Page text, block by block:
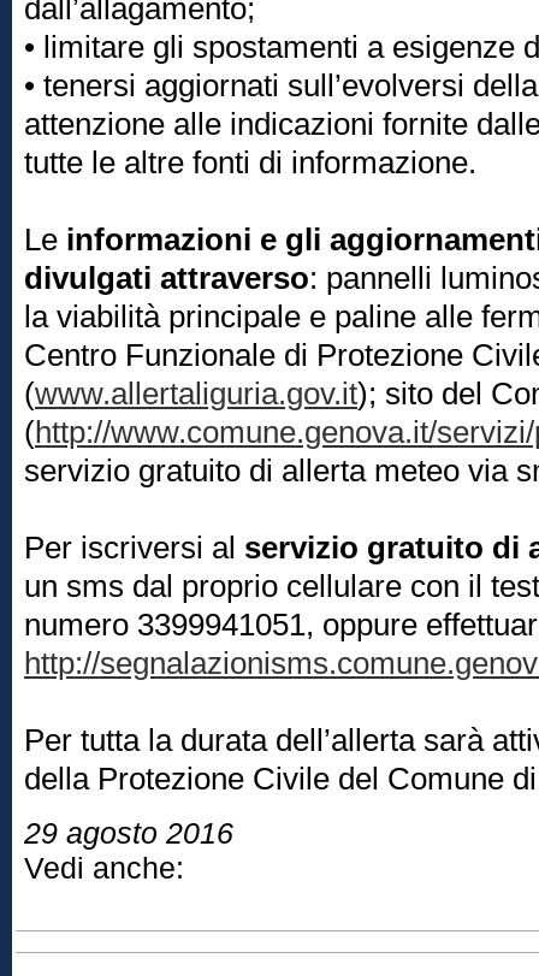
dall’allagamento;
• limitare gli spostamenti a esigenze
• tenersi aggiornati sull’evolversi
attenzione alle indicazioni fornite
tutte le altre fonti di informazione.
Le informazioni e gli
divulgati attraverso: pannelli
la viabilità principale e paline alle
Centro Funzionale di Protezione
(www.allertaliguria.gov.it); sito del
(http://www.comune.genova.it/
servizio gratuito di allerta meteo via
Per iscriversi al servizio gratuito di
un sms dal proprio cellulare con il
numero 3399941051, oppure
http://
Per tutta la durata dell’allerta sarà
della Protezione Civile del Comune
29 agosto 2016
Vedi anche: